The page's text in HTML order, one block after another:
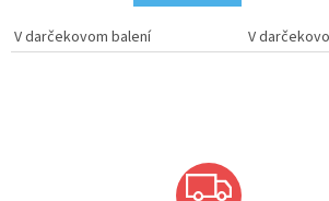
V darčekovom balení V
Z